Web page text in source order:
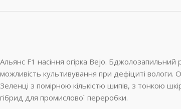
Альянс F1 насіння огірка Bejo.
можливість культивування при дефіциті
Зеленці з помірною кількістю шипів, з тонкою
гібрид для промислової переробки.